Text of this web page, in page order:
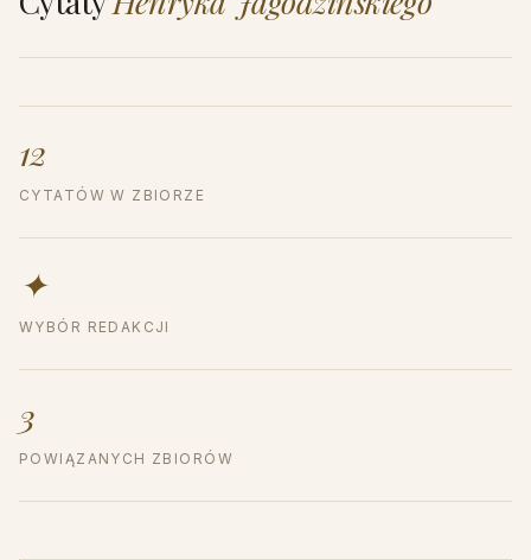
12
CYTATÓW W ZBIORZE
✦
WYBÓR REDAKCJI
3
POWIĄZANYCH ZBIORÓW